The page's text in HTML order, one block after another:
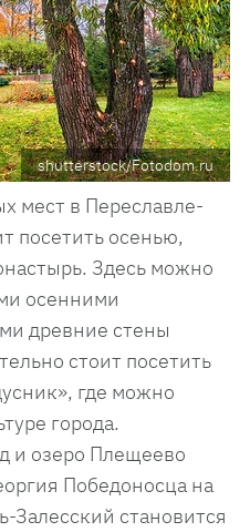
shutterstock/Fotodom.ru
мест в Переславле-
посетить осенью,
Здесь можно
осенними
древние стены
стоит посетить
где можно
города.
и озеро Плещеево
Победоносца на
Залесский становится